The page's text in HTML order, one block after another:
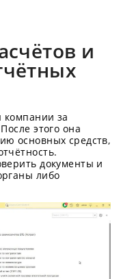
и
компании за
этого она
основных средств,
документы и
либо